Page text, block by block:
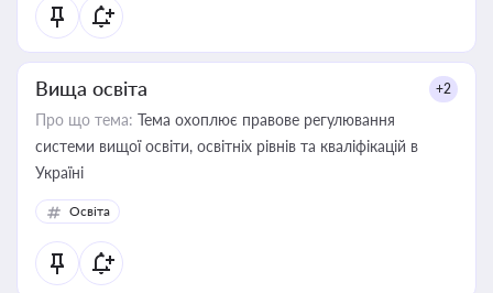
Вища освіта +2
Про що тема: Тема охоплює правове регулювання
системи вищої освіти, освітніх рівнів та кваліфікацій в
Україні
Освіта